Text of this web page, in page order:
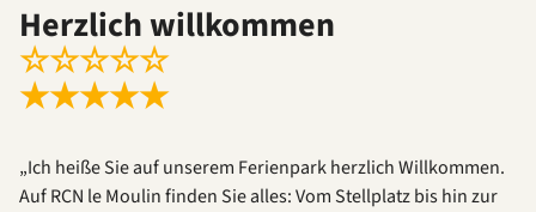
Herzlich willkommen
☆☆☆☆☆
★★★★★
„Ich heiße Sie auf unserem Ferienpark herzlich Willkommen.
Auf RCN le Moulin finden Sie alles: Vom Stellplatz bis hin zur